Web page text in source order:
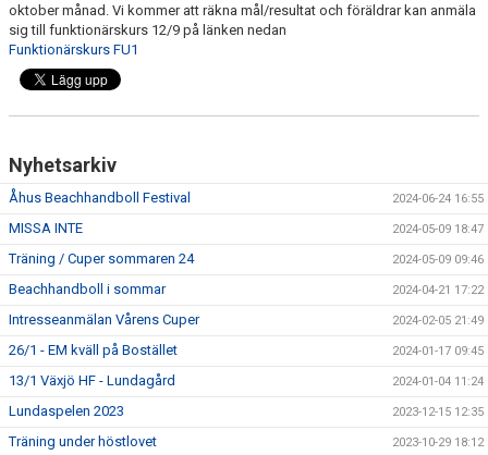
KONTAKT
oktober månad. Vi kommer att räkna mål/resultat och föräldrar kan anmäla
sig till funktionärskurs 12/9 på länken nedan
Funktionärskurs FU1
Nyhetsarkiv
Åhus Beachhandboll Festival 2024-06-24 16:55
MISSA INTE 2024-05-09 18:47
Träning / Cuper sommaren 24 2024-05-09 09:46
Beachhandboll i sommar 2024-04-21 17:22
Intresseanmälan Vårens Cuper 2024-02-05 21:49
26/1 - EM kväll på Bostället 2024-01-17 09:45
13/1 Växjö HF - Lundagård 2024-01-04 11:24
Lundaspelen 2023 2023-12-15 12:35
Träning under höstlovet 2023-10-29 18:12